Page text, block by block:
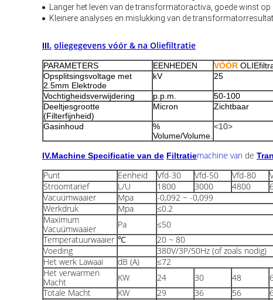
Langer het leven van de transformatoractiva, goede winst
Kleinere analyses en mislukking van de
III. oliegegevens vóór & na Oliefiltratie
PARAMETERS EENHEDEN VÓÓR
Opsplitsingsvoltage met
2.5mm Elektrode
kV 25
Vochtigheidsverwijdering p.p.m. 50-100
Deeltjesgrootte
(Filterfijnheid)
Micron Zichtbaar
Gasinhoud
%
Volume/Volume.
<10>
IV.Machine Specificatie van de Filtratiemachine van de
Punt Eenheid Vfd-30 Vfd-50 Vfd-80
Stroomtarief
L/U 1800 3000 4800
Vacuümwaaier
Mpa
-0,092 ~ -0,099
Werkdruk
Mpa
≤0.2
Maximum
Vacuümwaaier
Pa
≤50
Temperatuurwaaier ℃
20 ~ 80
Voeding
380V/3P/50Hz (of zoals nodig)
Het werk Lawaai
dB (A) ≤72
Het verwarmen
Macht
KW 24 30 48
Totale Macht
KW 29 36 56